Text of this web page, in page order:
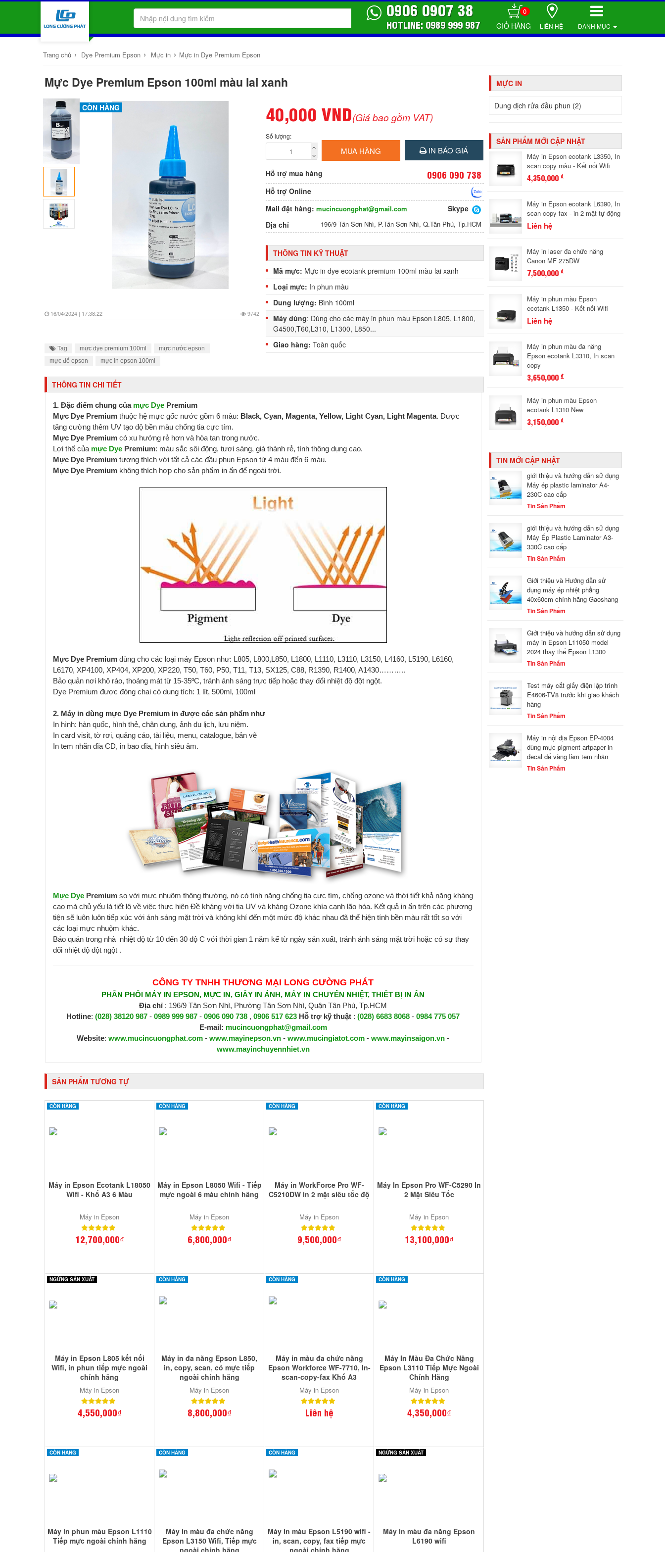
0
DANH MỤC
0906 0907 38
HOTLINE: 0989 999 987 LIÊN HỆ
Trang chủ › Dye Premium Epson › Mực in › Mực in Dye Premium Epson
Mực Dye Premium Epson 100ml màu lai xanh
CÒN HÀNG
16/04/2024 | 17:38:22 9742
Tag mực dye premium 100ml
mực nước epson
mực đổ epson
mực in epson 100ml
40,000 VND(Giá bao gồm VAT)
Số lượng:
MUA HÀNG IN BÁO GIÁ
Hỗ trợ mua hàng 0906 090 738
Hỗ trợ Online
Mail đặt hàng: mucincuongphat@gmail.com
Skype
Địa chỉ
196/9 Tân Sơn Nhì, P.Tân Sơn Nhì, Q.Tân Phú, Tp.HCM
THÔNG TIN KỸ THUẬT
Mã mực: Mực in dye ecotank premium 100ml màu lai xanh
Loại mực: In phun màu
Dung lượng: Bình 100ml
Máy dùng: Dùng cho các máy in phun màu Epson L805, L1800,
G4500,T60,L310, L1300, L850...
Giao hàng: Toàn quốc
THÔNG TIN CHI TIẾT
1. Đặc điểm chung của mực Dye Premium
Mực Dye Premiumthuộc hệ mực gốc nước gồm 6 màu: Black, Cyan, Magenta, Yellow, Light Cyan, Light Magenta. Được
tăng cường thêm UV tạo độ bền màu chống tia cực tím.
Mực Dye Premiumcó xu hướng rẻ hơn và hòa tan trong nước.
Lợi thế của mực Dye Premium: màu sắc sôi động, tươi sáng, giá thành rẻ, tính thông dụng cao.
Mực Dye Premium tương thích với tất cả các đầu phun Epson từ 4 màu đến 6 màu.
Mực Dye Premiumkhông thích hợp cho sản phẩm in ấn để ngoài trời.
Mực Dye Premiumdùng cho các loại máy Epson như: L805, L800,L850, L1800, L1110, L3110, L3150, L4160, L5190, L6160,
L6170, XP4100, XP404, XP200, XP220, T50, T60, P50, T11, T13, SX125, C88, R1390, R1400, A1430………..
Bảo quản nơi khô ráo, thoáng mát từ 15-35ºC, tránh ánh sáng trực tiếp hoặc thay đổi nhiệt độ đột ngột.
Dye Premium được đóng chai có dung tích: 1 lít, 500ml, 100ml
2. Máy in dùng mực Dye Premium in được các sản phẩm như
In hình: hàn quốc, hình thẻ, chân dung, ảnh du lịch, lưu niệm.
In card visit, tờ rơi, quảng cáo, tài liệu, menu, catalogue, bản vẽ
In tem nhãn đĩa CD, in bao đĩa, hình siêu âm.
Mực Dye Premiumso với mực nhuộm thông thường, nó có tính năng chống tia cực tím, chống ozone và thời tiết khả năng kháng
cao mà chủ yếu là tiết lộ về việc thực hiện Đề kháng với tia UV và kháng Ozone khía cạnh lão hóa. Kết quả in ấn trên các phương
tiện sẽ luôn luôn tiếp xúc với ánh sáng mặt trời và không khí đến một mức độ khác nhau đã thể hiện tính bền màu rất tốt so với
các loại mực nhuộm khác.
Bảo quản trong nhà nhiệt độ từ 10 đến 30 độ C với thời gian 1 năm kể từ ngày sản xuất, tránh ánh sáng mặt trời hoặc có sự thay
đổi nhiệt độ đột ngột .
CÔNG TY TNHH THƯƠNG MẠI LONG CƯỜNG PHÁT
PHÂN PHỐI MÁY IN EPSON, MỰC IN, GIẤY IN ẢNH, MÁY IN CHUYỂN NHIỆT, THIẾT BỊ IN ẤN
Địa chỉ : 196/9 Tân Sơn Nhì, Phường Tân Sơn Nhì, Quận Tân Phú, Tp.HCM
Hotline:(028) 38120 987-0989 999 987-0906 090 738 ,0906 517 623 Hỗ trợ kỹ thuật :(028) 6683 8068 -0984 775 057
E-mail: mucincuongphat@gmail.com
Website:www.mucincuongphat.com -www.mayinepson.vn -www.mucingiatot.com -www.mayinsaigon.vn -
www.mayinchuyennhiet.vn
SẢN PHẨM TƯƠNG TỰ
CÒN HÀNG
Máy in Epson Ecotank L18050
Wifi - Khổ A3 6 Màu
Máy in Epson
12,700,000₫
CÒN HÀNG
Máy in Epson L8050 Wifi - Tiếp
mực ngoài 6 màu chính hãng
Máy in Epson
6,800,000₫
CÒN HÀNG
Máy in WorkForce Pro WF-
C5210DW in 2 mặt siêu tốc độ
Máy in Epson
9,500,000₫
CÒN HÀNG
Máy In Epson Pro WF-C5290 In
2 Mặt Siêu Tốc
Máy in Epson
13,100,000₫
NGỪNG SẢN XUẤT
Máy in Epson L805 kết nối
Wifi, in phun tiếp mực ngoài
chính hãng
Máy in Epson
4,550,000₫
CÒN HÀNG
Máy in đa năng Epson L850,
in, copy, scan, có mực tiếp
ngoài chính hãng
Máy in Epson
8,800,000₫
CÒN HÀNG
Máy in màu đa chức năng
Epson Workforce WF-7710, In-
scan-copy-fax Khổ A3
Máy in Epson
Liên hệ
CÒN HÀNG
Máy In Màu Đa Chức Năng
Epson L3110 Tiếp Mực Ngoài
Chính Hãng
Máy in Epson
4,350,000₫
CÒN HÀNG
Máy in phun màu Epson L1110
Tiếp mực ngoài chính hãng
CÒN HÀNG
Máy in màu đa chức năng
Epson L3150 Wifi, Tiếp mực
ngoài chính hãng
CÒN HÀNG
Máy in màu Epson L5190 wifi -
in, scan, copy, fax tiếp mực
ngoài chính hãng
NGỪNG SẢN XUẤT
Máy in màu đa năng Epson
L6190 wifi
MỰC IN
Dung dịch rửa đầu phun (2)
SẢN PHẨM MỚI CẬP NHẬT
Máy in Epson ecotank L3350, In
scan copy màu - Kết nối Wifi
4,350,000đ
Máy in Epson ecotank L6390, In
scan copy fax - in 2 mặt tự động
Liên hệ
Máy in laser đa chức năng
Canon MF 275DW
7,500,000đ
Máy in phun màu Epson
ecotank L1350 - Kết nối Wifi
Liên hệ
Máy in phun màu đa năng
Epson ecotank L3310, In scan
copy
3,650,000đ
Máy in phun màu Epson
ecotank L1310 New
3,150,000đ
TIN MỚI CẬP NHẬT
giới thiệu và hướng dẫn sử dụng
Máy ép plastic laminator A4-
230C cao cấp
Tin Sản Phẩm
giới thiệu và hướng dẫn sử dụng
Máy Ép Plastic Laminator A3-
330C cao cấp
Tin Sản Phẩm
Giới thiệu và Hướng dẫn sử
dụng máy ép nhiệt phẳng
40x60cm chính hãng Gaoshang
Tin Sản Phẩm
Giới thiệu và hướng dẫn sử dụng
máy in Epson L11050 model
2024 thay thế Epson L1300
Tin Sản Phẩm
Test máy cắt giấy điện lập trình
E4606-TV8 trước khi giao khách
hàng
Tin Sản Phẩm
Máy in nội địa Epson EP-4004
dùng mực pigment artpaper in
decal đế vàng làm tem nhãn
Tin Sản Phẩm